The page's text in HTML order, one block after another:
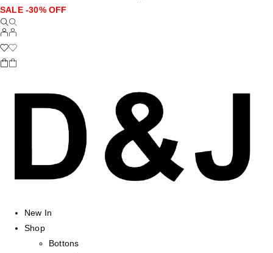
SALE -30% OFF
New In
Shop
Bottons